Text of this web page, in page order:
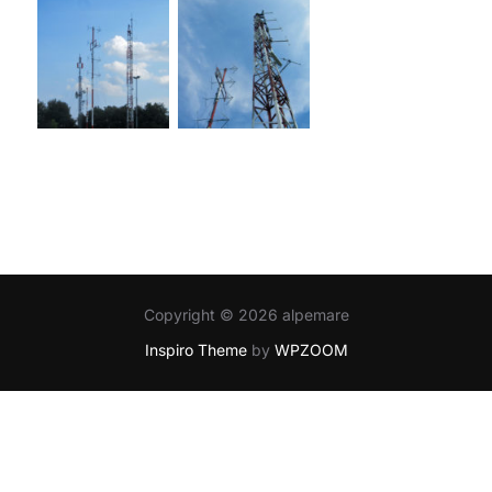
Copyright © 2026 alpemare
Inspiro Themeby WPZOOM